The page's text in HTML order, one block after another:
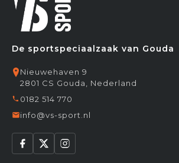
De sportspeciaalzaak van Gouda
Nieuwehaven 9
2801 CS Gouda, Nederland
0182 514 770
info@vs-sport.nl